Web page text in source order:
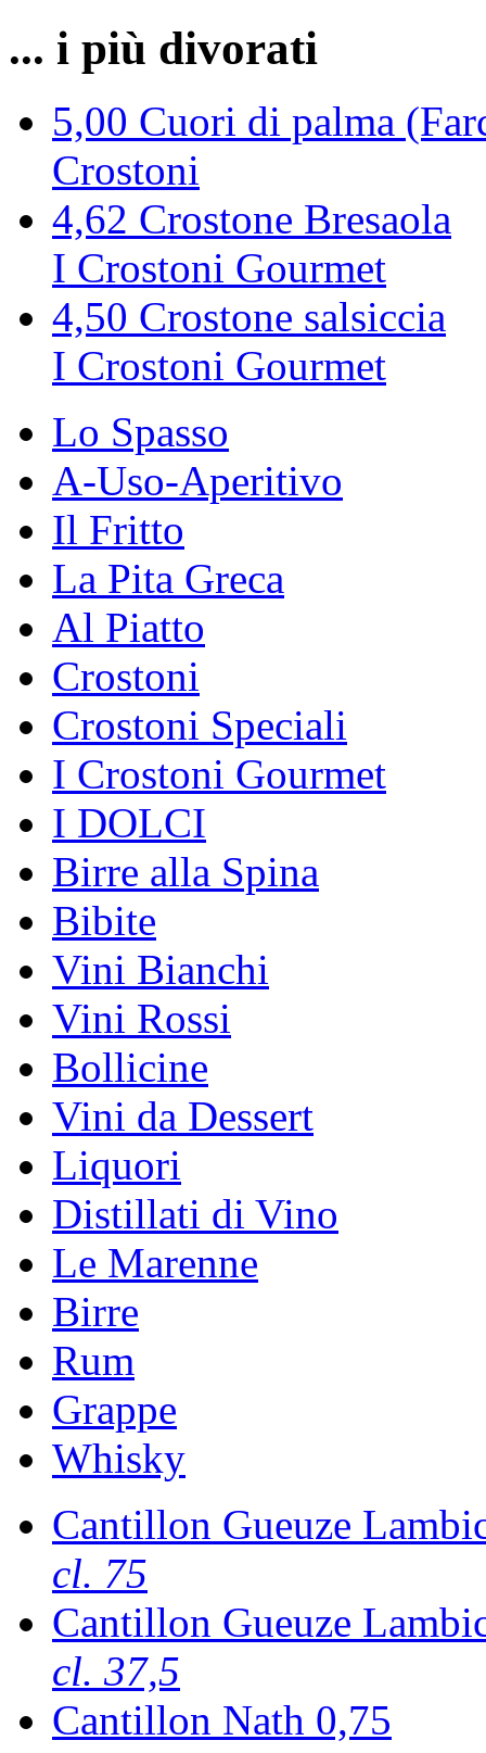
... i più divorati
5,00 Cuori di palma
Crostoni
4,62 Crostone Bresaola
I Crostoni Gourmet
4,50 Crostone salsiccia
I Crostoni Gourmet
Lo Spasso
A-Uso-Aperitivo
Il Fritto
La Pita Greca
Al Piatto
Crostoni
Crostoni Speciali
I Crostoni Gourmet
I DOLCI
Birre alla Spina
Bibite
Vini Bianchi
Vini Rossi
Bollicine
Vini da Dessert
Liquori
Distillati di Vino
Le Marenne
Birre
Rum
Grappe
Whisky
Cantillon Gueuze
cl. 75
Cantillon Gueuze
cl. 37,5
Cantillon Nath 0,75